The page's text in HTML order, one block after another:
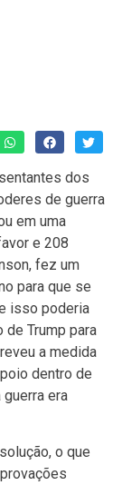
dos
de guerra
em uma
e 208
fez um
para que se
isso poderia
Trump para
a medida
dentro de
era
o que